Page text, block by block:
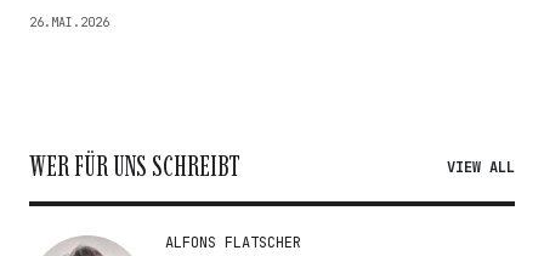
26.MAI.2026
WER FÜR UNS SCHREIBT VIEW ALL
ALFONS FLATSCHER